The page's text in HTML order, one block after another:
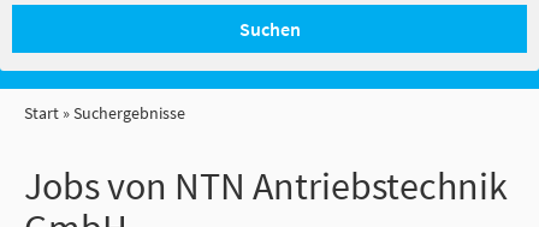
Suchen
Start Suchergebnisse
Jobs von NTN Antriebstechnik